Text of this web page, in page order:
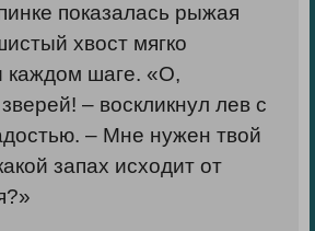
показалась рыжая
хвост мягко
каждом шаге. «О,
– воскликнул лев с
– Мне нужен твой
запах исходит от